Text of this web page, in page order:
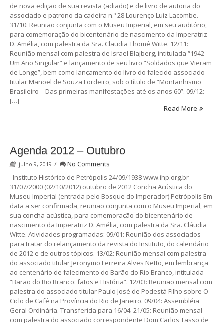
de nova edição de sua revista (adiado) e de livro de autoria do
associado e patrono da cadeira n.º 28 Lourenço Luiz Lacombe.
31/10: Reunião conjunta com o Museu Imperial, em seu auditório,
para comemoração do bicentenário de nascimento da Imperatriz
D. Amélia, com palestra da Sra. Claudia Thomé Witte. 12/11:
Reunião mensal com palestra de Israel Blajberg, intitulada “1942 –
Um Ano Singular” e lançamento de seu livro “Soldados que Vieram
de Longe”, bem como lançamento do livro do falecido associado
titular Manoel de Souza Lordeiro, sob o título de “Montanhismo
Brasileiro – Das primeiras manifestações até os anos 60”. 09/12:
[…]
Read More
Agenda 2012 – Outubro
julho 9, 2019 /
No Comments
Instituto Histórico de Petrópolis 24/09/1938 www.ihp.org.br
31/07/2000 (02/10/2012) outubro de 2012 Concha Acústica do
Museu Imperial (entrada pelo Bosque do Imperador) Petrópolis Em
data a ser confirmada, reunião conjunta com o Museu Imperial, em
sua concha acústica, para comemoração do bicentenário de
nascimento da Imperatriz D. Amélia, com palestra da Sra. Cláudia
Witte. Atividades programadas: 09/01: Reunião dos associados
para tratar do relançamento da revista do Instituto, do calendário
de 2012 e de outros tópicos. 13/02: Reunião mensal com palestra
do associado titular Jeronymo Ferreira Alves Netto, em lembrança
ao centenário de falecimento do Barão do Rio Branco, intitulada
“Barão do Rio Branco: fatos e História”. 12/03: Reunião mensal com
palestra do associado titular Paulo José de Podestá Filho sobre O
Ciclo de Café na Província do Rio de Janeiro. 09/04: Assembléia
Geral Ordinária. Transferida para 16/04. 21/05: Reunião mensal
com palestra do associado correspondente Dom Carlos Tasso de